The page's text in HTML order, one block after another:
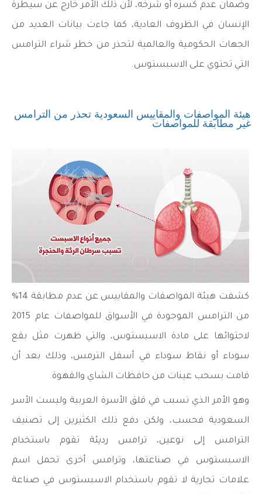
وضمان عدم كسره أو شرخه، لأن ذلك الأمر خارج عن سيطرة
الإنسان في الظروف العادية، كما جاءت بيانات العديد من
الجهات الحكومية والعالمية لتحذر من خطر شراء الترامس
التي تحتوي على الاسبستوس.
هيئة المواصفات والمقاييس السعودية تحذر من الترامس
غير مطابقة للمواصفات
كشفت هيئة المواصفات والمقاييس عن عدم مطابقة 14%
من الترامس الموجودة في الأسواق للمواصفات عام 2015
لاحتوائها على مادة الاسبستوس، والتي ظهرت مثل بقع
سوداء أو نقاط سوداء في أسفل الترمس، وذلك بعد أن
قامت بسحب عينات من حافظات الشاي والقهوة.
وهو الأمر الذي تسبب في قلق الأسرة العربية وليست الأسر
السعودية فحسب، ولكن دفع ذلك الكثيرين إلى تصنيف
الترامس إلى نوعين، ترامس رديئة تقوم باستخدام
الاسبستوس في صناعتها، وترامس أخرى تحمل اسم
علامات تجارية لا تقوم باستخدام الاسبستوس في صناعة